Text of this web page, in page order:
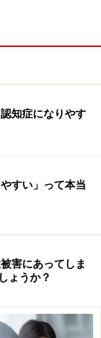
てしまった子
す。これは、
ってしまった
うな袋状のもの
のう腫」。
ご確認くださ
報の提供は、診
とする方は、適
事内容は執筆者
効性を保証するも
づいて被ったい
他当社と契約した
次のページへ
知症になりやす
すい」って本当
害にあってしま
ょうか？